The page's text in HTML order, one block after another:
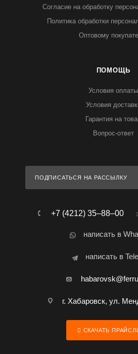
Согласие на обработку
Политика обработки
Оптовому
ПОМОЩЬ
Условия оплаты
Условия
Гарантия на
Вопрос-ответ
ПОДПИСАТЬСЯ НА РАССЫЛКУ
+7 (4212) 35‒88‒00
написать в
написать в
г. Хабаровск, ул.
СКАЧАТЬ